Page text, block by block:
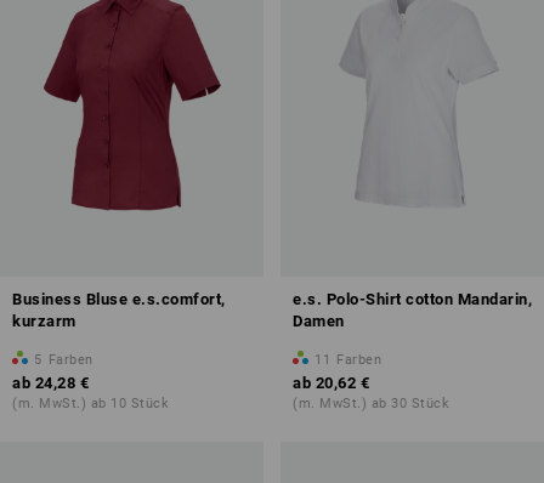
Business Bluse e.s.comfort,
kurzarm
5 Farben
ab 24,28 €
(m. MwSt.) ab 10 Stück
e.s. Polo-Shirt cotton Mandarin,
Damen
11 Farben
ab 20,62 €
(m. MwSt.) ab 30 Stück